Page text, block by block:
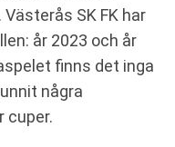
SK FK har
år 2023 och år
finns det inga
några
cuper.